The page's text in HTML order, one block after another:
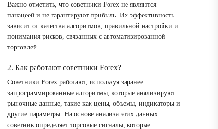
Важно отметить, что советники Forex не являются
панацеей и не гарантируют прибыль. Их эффективность
зависит от качества алгоритмов, правильной настройки и
понимания рисков, связанных с автоматизированной
торговлей.
2. Как работают советники Forex?
Советники Forex работают, используя заранее
запрограммированные алгоритмы, которые анализируют
рыночные данные, такие как цены, объемы, индикаторы и
другие параметры. На основе анализа этих данных
советник определяет торговые сигналы, которые